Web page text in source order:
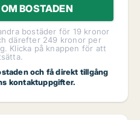
BOSTADEN
bostäder för 19 kronor
därefter 249 kronor per
Klicka på knappen för att
och få direkt tillgång
kontaktuppgifter.